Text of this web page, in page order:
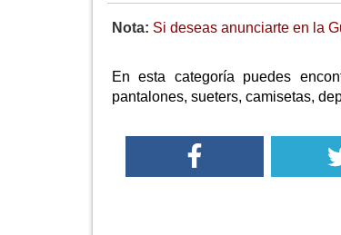
Nota: Si deseas anunciarte en la
En esta categoría puedes
pantalones, sueters, camisetas,